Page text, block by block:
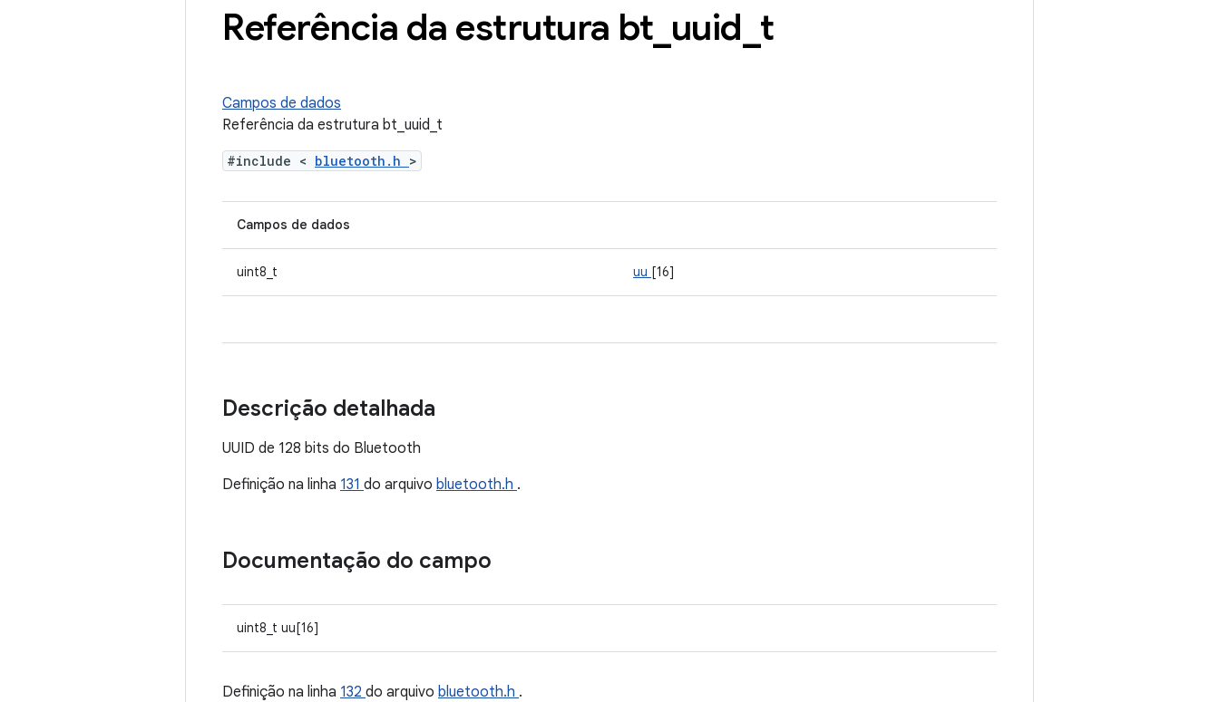
Referência da estrutura bt uuid t
Campos de dados
Referência da estrutura bt_uuid_t
#include < bluetooth.h >
Campos de dados
uint8_t uu [16]
Descrição detalhada
UUID de 128 bits do Bluetooth
Definição na linha 131 do arquivo bluetooth.h .
Documentação do campo
uint8_t uu[16]
Definição na linha 132 do arquivo bluetooth.h .